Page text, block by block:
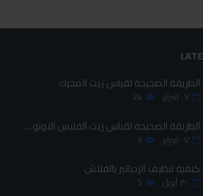
الطريقة الصحيحة لقياس زيت المحرك
٠٧ فبراير 24
الطريقة الصحيحة لقياس زيت الفتيس الاوتوماتيك
٠٧ فبراير 6
كيفية تنظيف الردياتير بالفلاش
٣٠ أبريل 5